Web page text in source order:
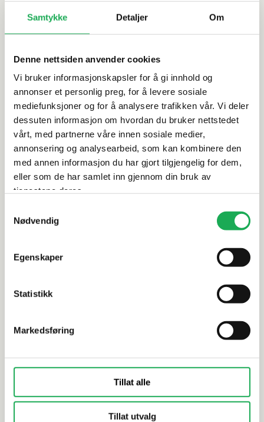
Samtykke Detaljer Om
Denne nettsiden anvender cookies
Vi bruker informasjonskapsler for å gi innhold og
annonser et personlig preg, for å levere sosiale
mediefunksjoner og for å analysere trafikken vår. Vi deler
dessuten informasjon om hvordan du bruker nettstedet
vårt, med partnerne våre innen sosiale medier,
annonsering og analysearbeid, som kan kombinere den
med annen informasjon du har gjort tilgjengelig for dem,
eller som de har samlet inn gjennom din bruk av
tjenestene deres.
Nødvendig
Egenskaper
Statistikk
Markedsføring
Tillat alle
Tillat utvalg
Produktinformasjon
Spesifikasjoner
Rengjøring og vedlikehold
Leveringsinformasjon
Dokumentasjon
Alternative produkter
CESI
Metro
7,5x15 Flis
CESI